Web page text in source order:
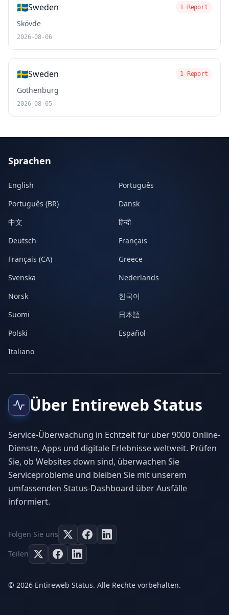
🇸🇪Sweden 1 Report
Skövde
2026-08-06
🇸🇪Sweden 1 Report
Gothenburg
2026-08-05
Sprachen
English
Português
Português (BR)
Dansk
中文
हिन्दी
Deutsch
Français
Français (CA)
Greece
Svenska
Nederlands
Norsk
한국어
Suomi
日本語
Polski
Español
Italiano
Über Entireweb Status
Service-Überwachung in Echtzeit für über 9000 Online-
Dienste, Apps und digitale Erlebnisse weltweit. Prüfen
Sie, ob Websites down sind, überwachen Sie
Serviceprobleme und bleiben Sie mit unserem
umfassenden Status-Dashboard über Ausfälle
informiert.
Folgen Sie uns
Teilen
© 2026 Entireweb Status. Alle Rechte vorbehalten.